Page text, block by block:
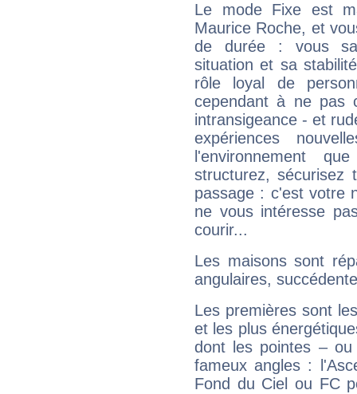
Le mode Fixe est
Maurice Roche, et
de durée : vous
situation et sa
rôle loyal de
cependant à ne pas
intransigeance - et
expériences
l'environnement
structurez, sécurisez
passage : c'est votre
ne vous intéresse
courir...
Les maisons sont
angulaires,
Les premières sont
et les plus
dont les pointes –
fameux angles :
Fond du Ciel ou FC